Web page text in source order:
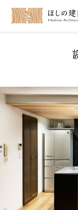
年別カテゴリー